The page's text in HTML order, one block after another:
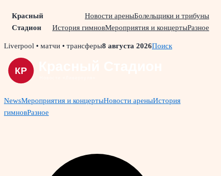
Красный
Стадион
Новости ареныБолельщики и трибуны
История гимновМероприятия и концертыРазное
Skip
content
Liverpool • матчи • трансферы8 августа 2026Поиск
NewsМероприятия и концертыНовости ареныИстория
гимновРазное